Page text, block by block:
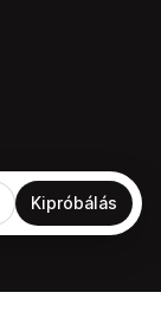
Kipróbálás